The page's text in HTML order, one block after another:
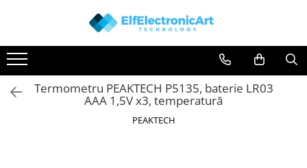
Toate Produsele
Audio
Auto
Instrumente de masura si control
Termometru PEAKTECH P5135, baterie LR03
AAA 1,5V x3, temperatură
PEAKTECH